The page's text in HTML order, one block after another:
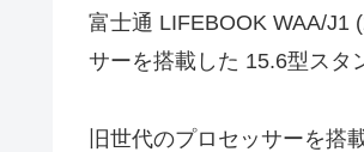
富士通 LIFEBOOK WAA/J1
サーを搭載した 15.6型スタ
旧世代のプロセッサーを搭